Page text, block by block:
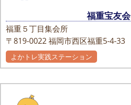
福重宝友会
福重５丁目集会所
〒819-0022福岡市西区福重5-4-33
よかトレ実践ステーション